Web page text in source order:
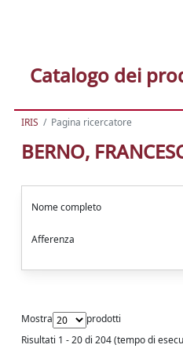
Catalogo dei
IRIS Pagina ricercatore
BERNO,
Nome completo
Afferenza
Mostra
prodotti
Risultati 1 - 20 di 204 (tempo di